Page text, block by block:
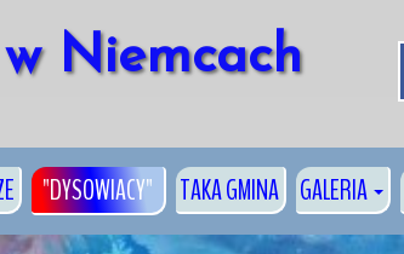
Niemcach
"DYSOWIACY" TAKA GMINA GALERIA